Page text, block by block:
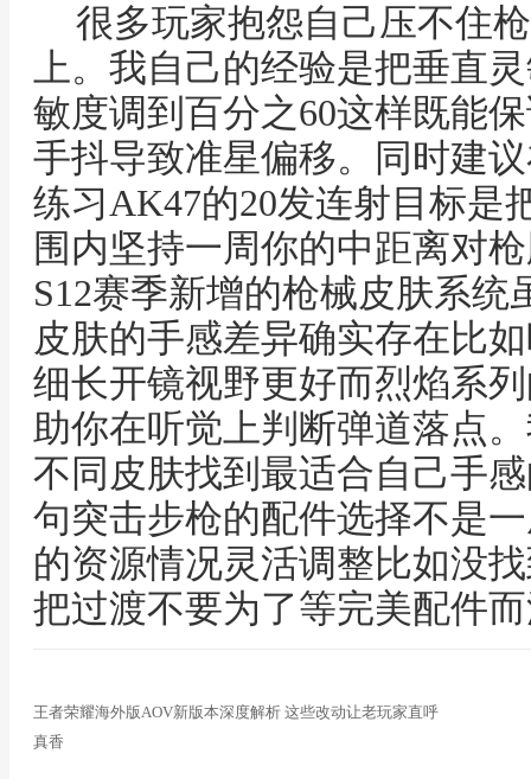
很多玩家抱怨自己压不住
上。我自己的经验是把垂直
敏度调到百分之60这样既能
手抖导致准星偏移。同时建
练习AK47的20发连射目标是
围内坚持一周你的中距离对
S12赛季新增的枪械皮肤系
皮肤的手感差异确实存在比
细长开镜视野更好而烈焰系
助你在听觉上判断弹道落点
不同皮肤找到最适合自己手
句突击步枪的配件选择不是
的资源情况灵活调整比如没
把过渡不要为了等完美配件
王者荣耀海外版AOV新版本深度解析 这些改动让老玩家直呼
真香